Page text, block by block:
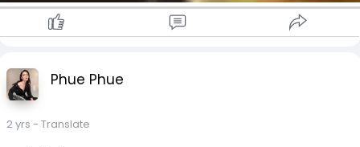
Phue Phue
2 yrs - Translate